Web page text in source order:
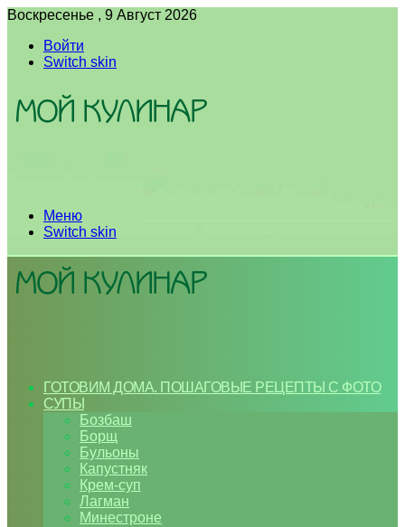
Воскресенье , 9 Август 2026
Войти
Switch skin
Меню
Switch skin
ГОТОВИМ ДОМА. ПОШАГОВЫЕ РЕЦЕПТЫ С ФОТО
СУПЫ
Бозбаш
Борщ
Бульоны
Капустняк
Крем-суп
Лагман
Минестроне